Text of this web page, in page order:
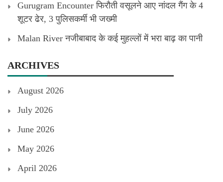
Gurugram Encounter फिरौती वसूलने आए नांदल गैंग के 4
शूटर ढेर, 3 पुलिसकर्मी भी जख्मी
Malan River नजीबाबाद के कई मुहल्लों में भरा बाढ़ का पानी
ARCHIVES
August 2026
July 2026
June 2026
May 2026
April 2026